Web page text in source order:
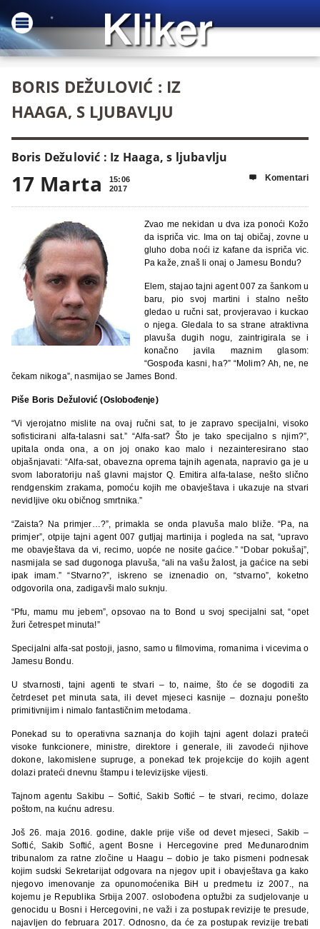
BORIS DEŽULOVIĆ : IZ
HAAGA, S LJUBAVLJU
Boris Dežulović : Iz Haaga, s ljubavlju
17 Marta
15:06
2017
 Komentari
Zvao me nekidan u dva iza ponoći Kožo
da ispriča vic. Ima on taj običaj, zovne u
gluho doba noći iz kafane da ispriča vic.
Pa kaže, znaš li onaj o Jamesu Bondu?
Elem, stajao tajni agent 007 za šankom u
baru, pio svoj martini i stalno nešto
gledao u ručni sat, provjeravao i kuckao
o njega. Gledala to sa strane atraktivna
plavuša dugih nogu, zaintrigirala se i
konačno javila maznim glasom:
“Gospođa kasni, ha?” “Molim? Ah, ne, ne
čekam nikoga”, nasmijao se James Bond.
Piše Boris Dežulović (Oslobođenje)
“Vi vjerojatno mislite na ovaj ručni sat, to je zapravo specijalni, visoko
sofisticirani alfa-talasni sat.” “Alfa-sat? Što je tako specijalno s njim?”,
upitala onda ona, a on joj onako kao malo i nezainteresirano stao
objašnjavati: “Alfa-sat, obavezna oprema tajnih agenata, napravio ga je u
svom laboratoriju naš glavni majstor Q. Emitira alfa-talase, nešto slično
rendgenskim zrakama, pomoću kojih me obavještava i ukazuje na stvari
nevidljive oku običnog smrtnika.”
“Zaista? Na primjer…?”, primakla se onda plavuša malo bliže. “Pa, na
primjer”, otpije tajni agent 007 gutljaj martinija i pogleda na sat, “upravo
me obavještava da vi, recimo, uopće ne nosite gaćice.” “Dobar pokušaj”,
nasmijala se sad dugonoga plavuša, “ali na vašu žalost, ja gaćice na sebi
ipak imam.” “Stvarno?”, iskreno se iznenadio on, “stvarno”, koketno
odgovorila ona, zadigavši malo suknju.
“Pfu, mamu mu jebem”, opsovao na to Bond u svoj specijalni sat, “opet
žuri četrespet minuta!”
Specijalni alfa-sat postoji, jasno, samo u filmovima, romanima i vicevima o
Jamesu Bondu.
U stvarnosti, tajni agenti te stvari – to, naime, što će se dogoditi za
četrdeset pet minuta sata, ili devet mjeseci kasnije – doznaju ponešto
primitivnijim i nimalo fantastičnim metodama.
Ponekad su to operativna saznanja do kojih tajni agent dolazi prateći
visoke funkcionere, ministre, direktore i generale, ili zavodeći njihove
dokone, lakomislene supruge, a ponekad tek projekcije do kojih agent
dolazi prateći dnevnu štampu i televizijske vijesti.
Tajnom agentu Sakibu – Softić, Sakib Softić – te stvari, recimo, dolaze
poštom, na kućnu adresu.
Još 26. maja 2016. godine, dakle prije više od devet mjeseci, Sakib –
Softić, Sakib Softić, agent Bosne i Hercegovine pred Međunarodnim
tribunalom za ratne zločine u Haagu – dobio je tako pismeni podnesak
kojim sudski Sekretarijat odgovara na njegov upit i obavještava ga kako
njegovo imenovanje za opunomoćenika BiH u predmetu iz 2007., na
kojemu je Republika Srbija 2007. oslobođena optužbi za sudjelovanje u
genocidu u Bosni i Hercegovini, ne važi i za postupak revizije te presude,
najavljen do februara 2017. Odnosno, da će za postupak revizije trebati